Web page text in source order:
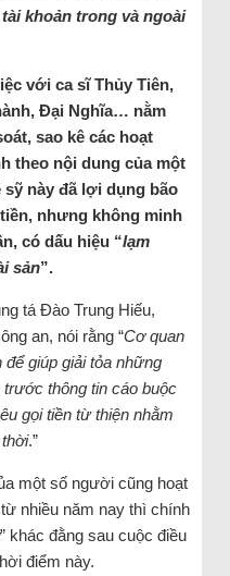
khoản trong và ngoài
với ca sĩ Thủy Tiên,
Đại Nghĩa… nằm
sao kê các hoạt
theo nội dung của một
này đã lợi dụng bão
nhưng không minh
có dấu hiệu “lạm
sản”.
tá Đào Trung Hiếu,
an, nói rằng “Cơ quan
giúp giải tỏa những
thông tin cáo buộc
gọi tiền từ thiện nhằm
.”
một số người cũng hoạt
nhiều năm nay thì chính
” khác đằng sau cuộc điều
điểm này.